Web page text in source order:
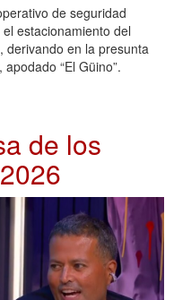
de seguridad
estacionamiento del
derivando en la presunta
“El Güino”.
de los